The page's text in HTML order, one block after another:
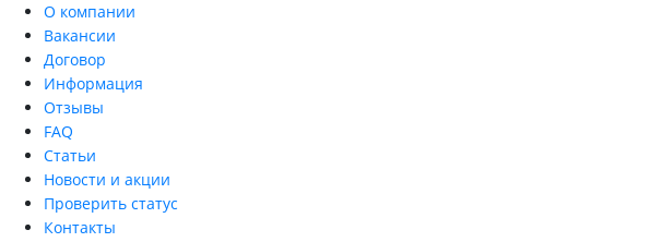
О компании
Вакансии
Договор
Информация
Отзывы
FAQ
Статьи
Новости и акции
Проверить статус
Контакты